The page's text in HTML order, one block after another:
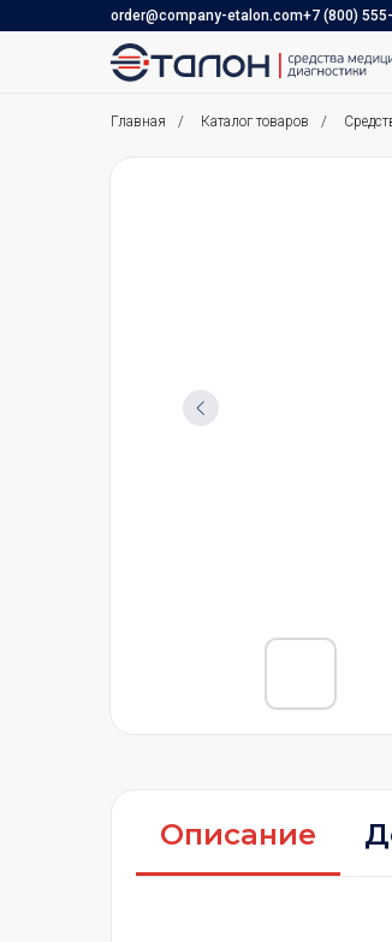
order@company-etalon.com+7 (800)
Главная / Каталог товаров /
Описание